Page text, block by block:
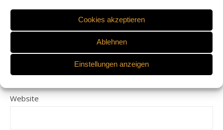
Cookies akzeptieren
Ablehnen
Einstellungen anzeigen
E-Mail-Adresse
Website